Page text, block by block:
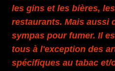
les gins et les bières,
restaurants. Mais aussi
sympas pour fumer. Il
tous à l'exception des
spécifiques au tabac et/